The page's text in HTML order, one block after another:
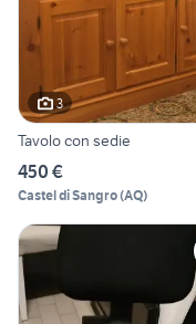
3
Tavolo con sedie
450 €
Castel di Sangro(AQ)